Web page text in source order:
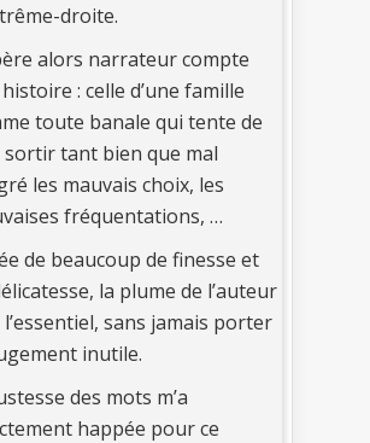
droite.
alors narrateur compte
: celle d’une famille
toute banale qui tente de
sortir tant bien que mal
les mauvais choix, les
fréquentations, …
de beaucoup de finesse et
la plume de l’auteur
l’essentiel, sans jamais porter
inutile.
des mots m’a
happée pour ce